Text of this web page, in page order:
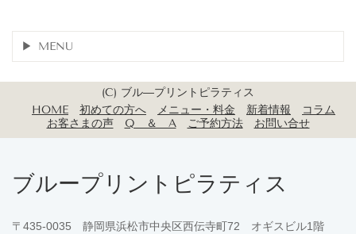
MENU
(C) ブル―プリントピラティス
HOME
初めての方へ メニュー・料金 新着情報
コラム
お客さまの声
Q ＆ A ご予約方法 お問い合せ
ブループリントピラティス
〒435-0035 静岡県浜松市中央区西伝寺町72 オギスビル1階